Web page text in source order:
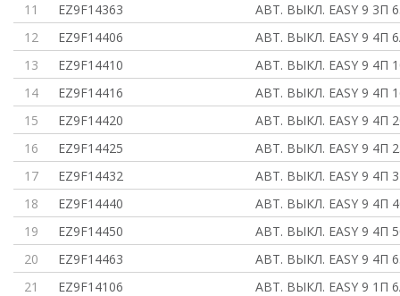
11
EZ9F14363
АВТ. ВЫКЛ. EASY 9 3П
12
EZ9F14406
АВТ. ВЫКЛ. EASY 9 4П
13
EZ9F14410
АВТ. ВЫКЛ. EASY 9 4П
14
EZ9F14416
АВТ. ВЫКЛ. EASY 9 4П
15
EZ9F14420
АВТ. ВЫКЛ. EASY 9 4П
16
EZ9F14425
АВТ. ВЫКЛ. EASY 9 4П
17
EZ9F14432
АВТ. ВЫКЛ. EASY 9 4П
18
EZ9F14440
АВТ. ВЫКЛ. EASY 9 4П
19
EZ9F14450
АВТ. ВЫКЛ. EASY 9 4П
20
EZ9F14463
АВТ. ВЫКЛ. EASY 9 4П
21
EZ9F14106
АВТ. ВЫКЛ. EASY 9 1П